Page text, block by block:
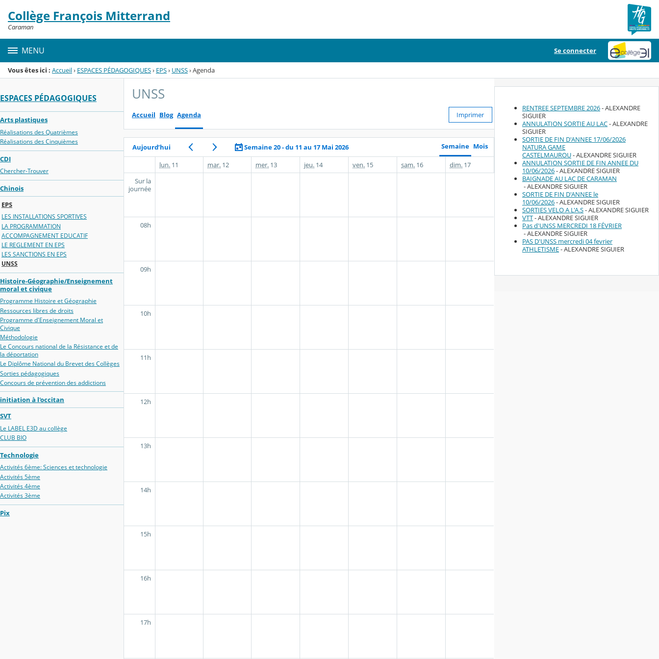
Menu de la rubrique
Contenu
Collège François Mitterrand
Caraman
MENU Se connecter
Vous êtes ici : Accueil› ESPACES PÉDAGOGIQUES› EPS› UNSS›Agenda
ESPACES PÉDAGOGIQUES
Arts plastiques
Réalisations des Quatrièmes
Réalisations des Cinquièmes
CDI
Chercher-Trouver
Chinois
EPS
LES INSTALLATIONS SPORTIVES
LA PROGRAMMATION
ACCOMPAGNEMENT EDUCATIF
LE REGLEMENT EN EPS
LES SANCTIONS EN EPS
UNSS
Histoire-Géographie/Enseignement
moral et civique
Programme Histoire et Géographie
Ressources libres de droits
Programme d'Enseignement Moral et
Civique
Méthodologie
Le Concours national de la Résistance et de
la déportation
Le Diplôme National du Brevet des Collèges
Sorties pédagogiques
Concours de prévention des addictions
initiation à l'occitan
SVT
Le LABEL E3D au collège
CLUB BIO
Technologie
Activités 6ème: Sciences et technologie
Activités 5ème
Activités 4ème
Activités 3ème
Pix
UNSS
Accueil Blog Agenda Imprimer
Aujourd’hui Semaine 20 - du 11 au 17 Mai 2026 Semaine Mois
lun. 11 mar. 12 mer. 13 jeu. 14 ven. 15 sam. 16 dim. 17
Sur la
journée
08h
09h
10h
11h
12h
13h
14h
15h
16h
17h
RENTREE SEPTEMBRE 2026- ALEXANDRE
SIGUIER
ANNULATION SORTIE AU LAC- ALEXANDRE
SIGUIER
SORTIE DE FIN D'ANNEE 17/06/2026
NATURA GAME
CASTELMAUROU- ALEXANDRE SIGUIER
ANNULATION SORTIE DE FIN ANNEE DU
10/06/2026- ALEXANDRE SIGUIER
BAIGNADE AU LAC DE CARAMAN
- ALEXANDRE SIGUIER
SORTIE DE FIN D'ANNEE le
10/06/2026- ALEXANDRE SIGUIER
SORTIES VELO A L'A.S- ALEXANDRE SIGUIER
VTT- ALEXANDRE SIGUIER
Pas d'UNSS MERCREDI 18 FÉVRIER
- ALEXANDRE SIGUIER
PAS D'UNSS mercredi 04 fevrier
ATHLETISME- ALEXANDRE SIGUIER